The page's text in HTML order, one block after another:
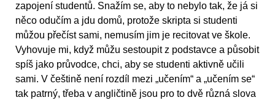
zapojení studentů. Snažím se, aby to nebylo tak, že já si
něco odučím a jdu domů, protože skripta si studenti
můžou přečíst sami, nemusím jim je recitovat ve škole.
Vyhovuje mi, když můžu sestoupit z podstavce a působit
spíš jako průvodce, chci, aby se studenti aktivně učili
sami. V češtině není rozdíl mezi „učením“ a „učením se“
tak patrný, třeba v angličtině jsou pro to dvě různá slova